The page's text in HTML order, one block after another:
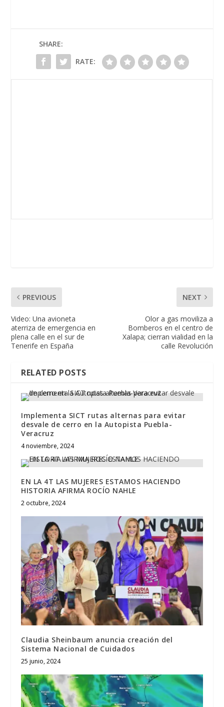
SHARE:
RATE:
PREVIOUS
Video: Una avioneta
aterriza de emergencia en
plena calle en el sur de
Tenerife en España
NEXT
Olor a gas moviliza a
Bomberos en el centro de
Xalapa; cierran vialidad en la
calle Revolución
RELATED POSTS
Implementa SICT rutas alternas para evitar
desvale de cerro en la Autopista Puebla-
Veracruz
4 noviembre, 2024
EN LA 4T LAS MUJERES ESTAMOS HACIENDO
HISTORIA AFIRMA ROCÍO NAHLE
2 octubre, 2024
Claudia Sheinbaum anuncia creación del
Sistema Nacional de Cuidados
25 junio, 2024